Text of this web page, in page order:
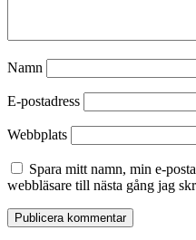
Namn
E-postadress
Webbplats
Spara mitt namn, min e-
webbläsare till nästa gång jag